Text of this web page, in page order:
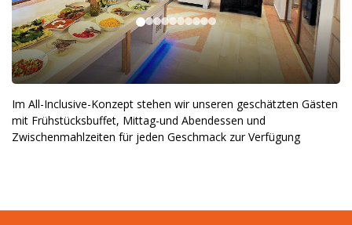
Im All-Inclusive-Konzept stehen wir unseren geschätzten Gästen
mit Frühstücksbuffet, Mittag-und Abendessen und
Zwischenmahlzeiten für jeden Geschmack zur Verfügung